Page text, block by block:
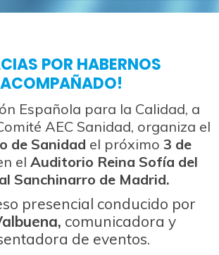
POR HABERNOS
ACOMPAÑADO!
Española para la Calidad, a
AEC Sanidad, organiza el
de Sanidad el próximo 3 de
el Auditorio Reina Sofía del
Sanchinarro de Madrid.
presencial conducido por
comunicadora y
de eventos.